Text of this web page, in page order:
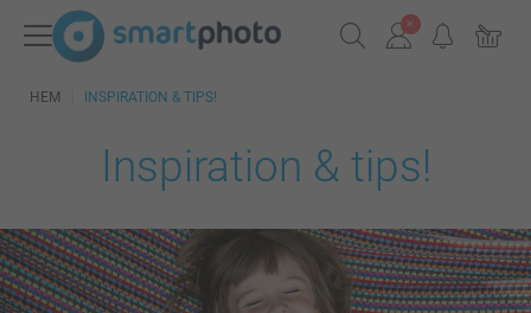
HEM INSPIRATION & TIPS!
Inspiration & tips!